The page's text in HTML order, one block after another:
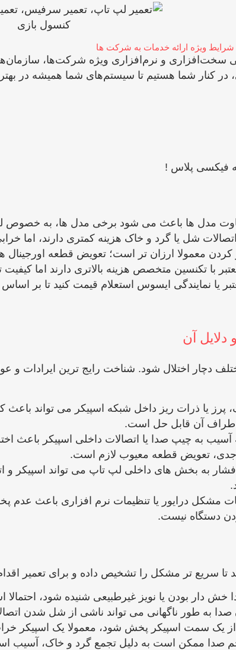
شرایط ویژه ارائه خدمات به شرکت ها
و نرم‌افزاری ویژه شرکت‌ها، سازمان‌ها
در کنار شما هستیم تا سیستم‌های شما همیشه در
فیکسی پلاس !
مدل ‌ها باعث می‌ شود برخی مدل‌ ها، به‌ خصوص لپ
شل یا گرد و خاک هزینه کمتری دارند، اما
کردن معمولا ارزان ‌تر است؛ تعویض قطعه اورجینال
با تکنسین متخصص هزینه بالاتری دارند اما
یا نمایندگی ایسوس استعلام قیمت کنید تا
دلایل آن
دچار اختلال شود. شناخت رایج ‌ترین
پرز یا ذرات ریز داخل شبکه اسپیکر می‌ تواند
اطراف آن قابل حل است.
آسیب به چیپ صدا یا اتصالات داخلی اسپیکر
جدی، تعویض قطعه معیوب لازم است.
فشار به بخش ‌های داخلی لپ تاپ می ‌تواند اسپیکر
مشکل درایور یا تنظیمات نرم ‌افزاری باعث عدم
دستگاه نیست.
سریع ‌تر مشکل را تشخیص داده و برای تعمیر
‌دار بودن یا نویز غیرطبیعی شنیده شود، احتمالا
طور ناگهانی می ‌تواند ناشی از شل شدن
یک سمت اسپیکر پخش شود، معمولا یک اسپیکر
ممکن است به دلیل تجمع گرد و خاک، آسیب